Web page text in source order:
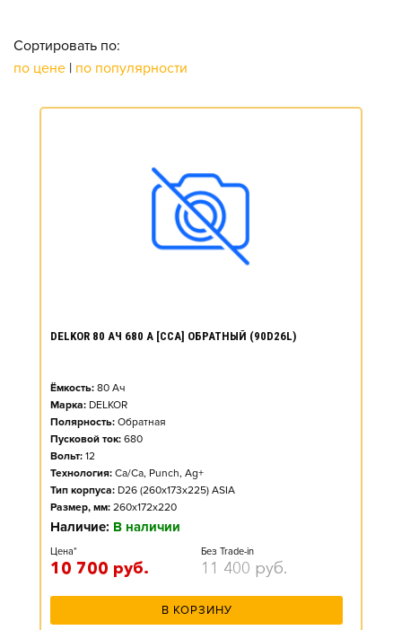
Сортировать по:
по цене | по популярности
DELKOR 80 АЧ 680 А [CCA] ОБРАТНЫЙ (90D26L)
Ёмкость: 80 Ач
Марка: DELKOR
Полярность: Обратная
Пусковой ток: 680
Вольт: 12
Технология: Ca/Ca, Punch, Ag+
Тип корпуса: D26 (260x173x225) ASIA
Размер, мм: 260x172x220
Наличие: В наличии
Цена*
10 700 руб.
Без Trade-in
11 400 руб.
В КОРЗИНУ